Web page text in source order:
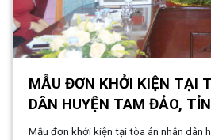
MẪU ĐƠN KHỞI KIỆN TẠI
DÂN HUYỆN TAM ĐẢO,
MỚI NHẤT NĂM 2024
Mẫu đơn khởi kiện tại tòa án nhân dân